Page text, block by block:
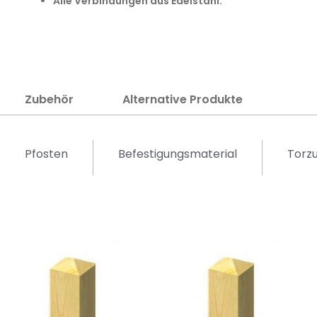
Zubehör
Pfosten Befestigungsmaterial
Alternative Produkte